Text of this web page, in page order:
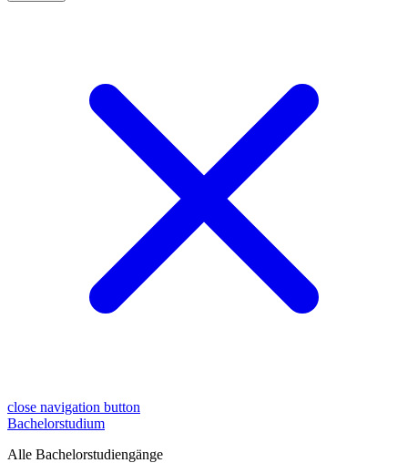
close navigation button
Bachelorstudium
Alle Bachelorstudiengänge